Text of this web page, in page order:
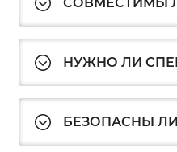
НУЖНО ЛИ
БЕЗОПАСНЫ